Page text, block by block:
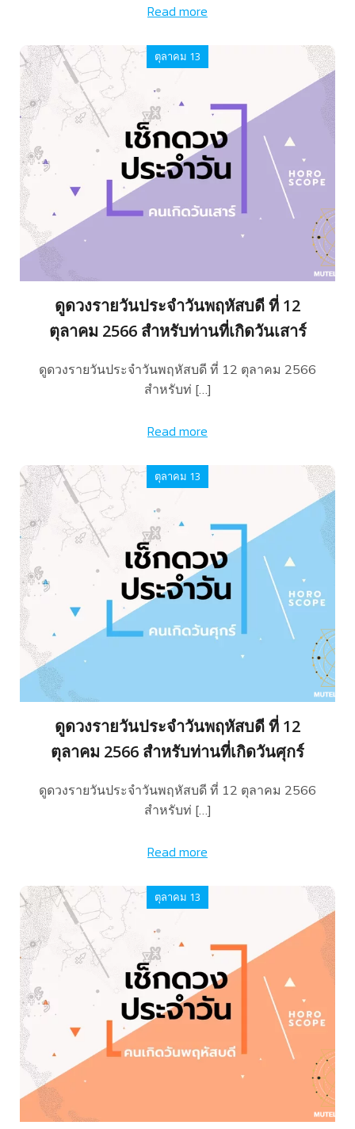
Read more
ตุลาคม 13
ดูดวงรายวันประจำวันพฤหัสบดี ที่ 12
ตุลาคม 2566 สำหรับท่านที่เกิดวันเสาร์
ดูดวงรายวันประจำวันพฤหัสบดี ที่ 12 ตุลาคม 2566
สำหรับท่ […]
Read more
ตุลาคม 13
ดูดวงรายวันประจำวันพฤหัสบดี ที่ 12
ตุลาคม 2566 สำหรับท่านที่เกิดวันศุกร์
ดูดวงรายวันประจำวันพฤหัสบดี ที่ 12 ตุลาคม 2566
สำหรับท่ […]
Read more
ตุลาคม 13